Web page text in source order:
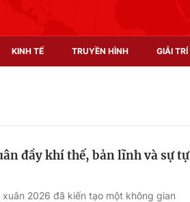
KINH TẾ TRUYỀN HÌNH GIẢI TRÍ
Hậu trường
đầy khí thế, bản lĩnh và sự tự
2026 đã kiến tạo một không gian